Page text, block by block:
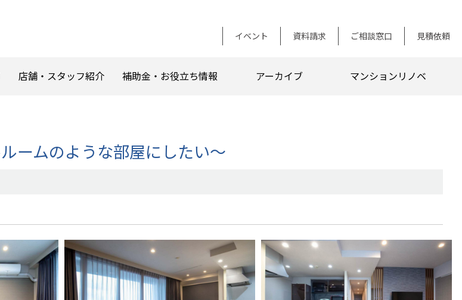
イベント 資料請求 ご相談窓口 見積依頼
店舗・スタッフ紹介 補助金・お役立ち情報 アーカイブ マンションリノベ
ームのような部屋にしたい～